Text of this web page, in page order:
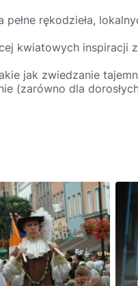
rękodzieła,
kwiatowych inspiracji
jak zwiedzanie
(zarówno dla